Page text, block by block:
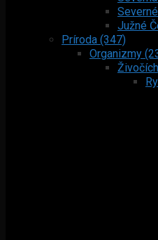
Južné
Príroda (347)
Organizmy